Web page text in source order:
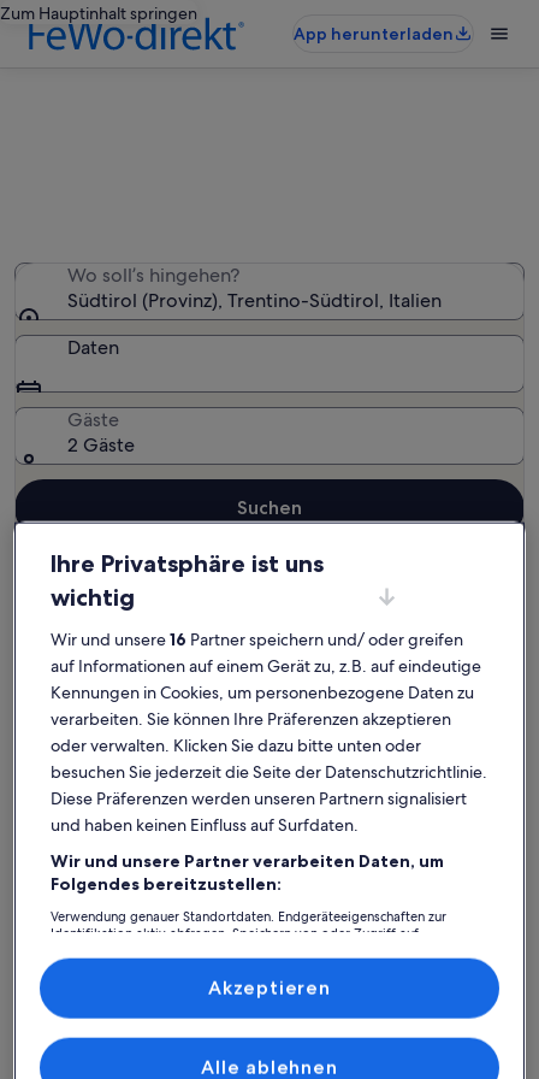
Zum Hauptinhalt springen
App herunterladen
Wo soll’s hingehen?
Südtirol (Provinz), Trentino-Südtirol, Italien
Daten
Gäste
2 Gäste
Suchen
Bed and Breakfasts in Südtirol
Südtirol (Provinz) – beliebte Städte
St. Ulrich in Gröden
St. Ulrich in Gröden
St. Ulrich in Gröden
Bozen
Bozen
Südtirol: Entdecke Bed and
Breakfasts
Ihre Privatsphäre ist uns
wichtig
Wir und unsere16 Partner speichern und/ oder greifen
auf Informationen auf einem Gerät zu, z.B. auf eindeutige
Kennungen in Cookies, um personenbezogene Daten zu
verarbeiten. Sie können Ihre Präferenzen akzeptieren
oder verwalten. Klicken Sie dazu bitte unten oder
besuchen Sie jederzeit die Seite der Datenschutzrichtlinie.
Diese Präferenzen werden unseren Partnern signalisiert
und haben keinen Einfluss auf Surfdaten.
Wir und unsere Partner verarbeiten Daten, um
Folgendes bereitzustellen:
Verwendung genauer Standortdaten. Endgeräteeigenschaften zur
Identifikation aktiv abfragen. Speichern von oder Zugriff auf
Inhalte, Messung von Werbeleistung und der Performance von Inhalten,
Zielgruppenforschung sowie Entwicklung und Verbesserung von
Liste der Partner (Lieferanten)
Alle ablehnen
Akzeptieren